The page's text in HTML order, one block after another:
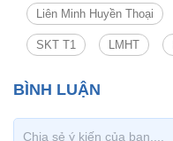
Liên Minh Huyền Thoại
SKT T1 LMHT